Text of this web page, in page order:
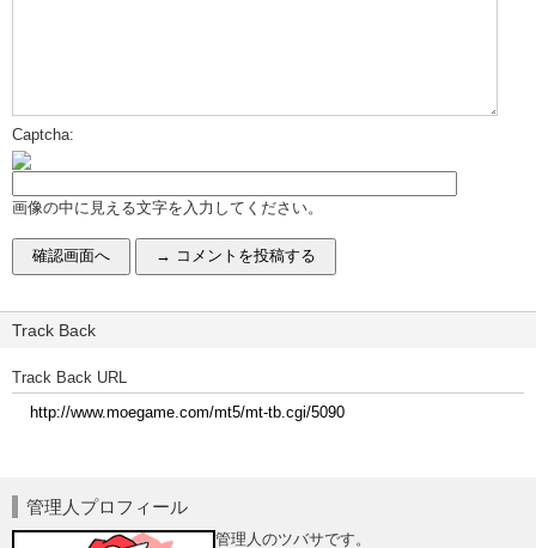
Captcha:
画像の中に見える文字を入力してください。
Track Back
Track Back URL
管理人プロフィール
管理人のツバサです。